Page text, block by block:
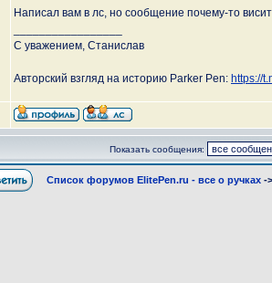
Написал вам в лс, но сообщение почему-то
С уважением, Станислав
Авторский взгляд на историю Parker Pen: https://
Показать сообщения:
Список форумов ElitePen.ru - все о ручках -